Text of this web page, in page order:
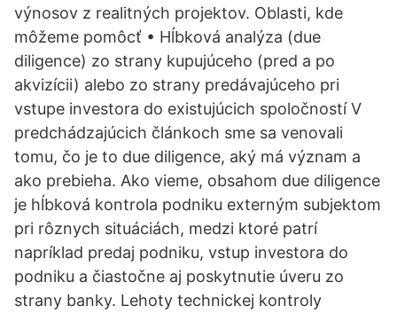
výnosov z realitných projektov. Oblasti, kde
môžeme pomôcť • Hĺbková analýza (due
diligence) zo strany kupujúceho (pred a po
akvizícii) alebo zo strany predávajúceho pri
vstupe investora do existujúcich spoločností V
predchádzajúcich článkoch sme sa venovali
tomu, čo je to due diligence, aký má význam a
ako prebieha. Ako vieme, obsahom due diligence
je hĺbková kontrola podniku externým subjektom
pri rôznych situáciách, medzi ktoré patrí
napríklad predaj podniku, vstup investora do
podniku a čiastočne aj poskytnutie úveru zo
strany banky. Lehoty technickej kontroly